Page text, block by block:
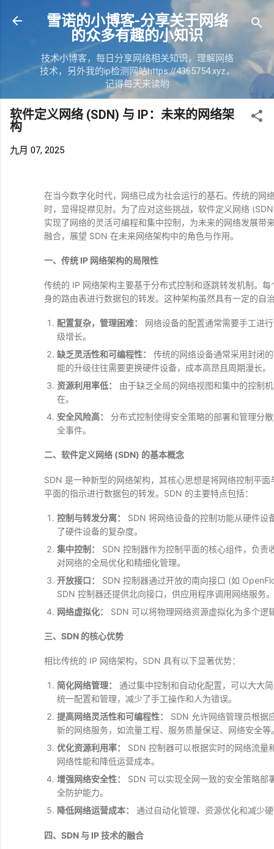
雪诺的小博客-分享关于网络
的众多有趣的小知识
技术小博客，每日分享网络相关知识，理解网络
技术，另外我的ip检测网站https://4365754.xyz，
记得每天来读哟
软件定义网络 (SDN) 与 IP：未来的网络架
构
九月 07, 2025
在当今数字化时代，网络已成为社会运行的基石。传统的网
时，显得捉襟见肘。为了应对这些挑战，软件定义网络
实现了网络的灵活可编程和集中控制，为未来的网络发展
融合，展望 SDN 在未来网络架构中的角色与作用。
一、传统 IP 网络架构的局限性
传统的 IP 网络架构主要基于分布式控制和逐跳转发机制。
身的路由表进行数据包的转发。这种架构虽然具有一定的自
配置复杂，管理困难：
网络设备的配置通常需要手工进
级增长。
缺乏灵活性和可编程性：
传统的网络设备通常采用封闭
能的升级往往需要更换硬件设备，成本高昂且周期漫长。
资源利用率低：
由于缺乏全局的网络视图和集中的控制
在。
安全风险高：
分布式控制使得安全策略的部署和管理分
全事件。
二、软件定义网络 (SDN) 的基本概念
SDN 是一种新型的网络架构，其核心思想是将网络控制平
平面的指示进行数据包的转发。SDN 的主要特点包括：
控制与转发分离：
SDN 将网络设备的控制功能从硬件设
了硬件设备的复杂度。
集中控制：
SDN 控制器作为控制平面的核心组件，负
对网络的全局优化和精细化管理。
开放接口：
SDN 控制器通过开放的南向接口 (如
SDN 控制器还提供北向接口，供应用程序调用网络服务。
网络虚拟化：
SDN 可以将物理网络资源虚拟化为多个
三、SDN 的核心优势
相比传统的 IP 网络架构，SDN 具有以下显著优势：
简化网络管理：
通过集中控制和自动化配置，可以大大
统一配置和管理，减少了手工操作和人为错误。
提高网络灵活性和可编程性：
SDN 允许网络管理员根据
新的网络服务，如流量工程、服务质量保证、网络安全等
优化资源利用率：
SDN 控制器可以根据实时的网络流量
网络性能和降低运营成本。
增强网络安全性：
SDN 可以实现全网一致的安全策略部
全防护能力。
降低网络运营成本：
通过自动化管理、资源优化和减少
四、SDN 与 IP 技术的融合